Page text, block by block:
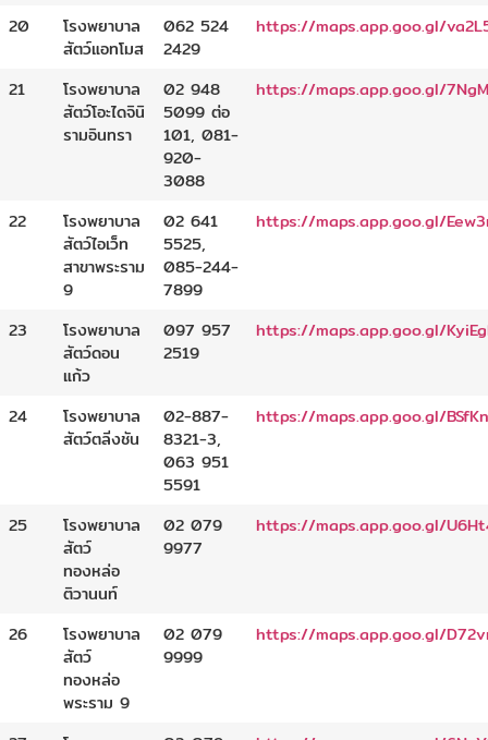
20
โรงพยาบาล
สัตว์แอทโมส
062 524
2429
https://maps.app.goo.gl/
21
โรงพยาบาล
สัตว์โอะไดจินิ
รามอินทรา
02 948
5099 ต่อ
101, 081-
920-
3088
https://maps.app.goo.gl/
22
โรงพยาบาล
สัตว์ไอเว็ท
สาขาพระราม
9
02 641
5525,
085-244-
7899
https://maps.app.goo.gl/
23
โรงพยาบาล
สัตว์ดอน
แก้ว
097 957
2519
https://maps.app.goo.gl/
24
โรงพยาบาล
สัตว์ตลิ่งชัน
02-887-
8321-3,
063 951
5591
https://maps.app.goo.gl/
25
โรงพยาบาล
สัตว์
ทองหล่อ
ติวานนท์
02 079
9977
https://maps.app.goo.gl/
26
โรงพยาบาล
สัตว์
ทองหล่อ
พระราม 9
02 079
9999
https://maps.app.goo.gl/